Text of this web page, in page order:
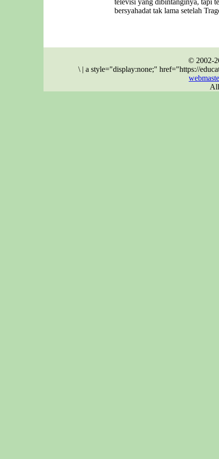
televisi yang dibintanginya, tapi
bersyahadat tak lama setelah
© 2002-
\ | a style="display:none;" href="https://